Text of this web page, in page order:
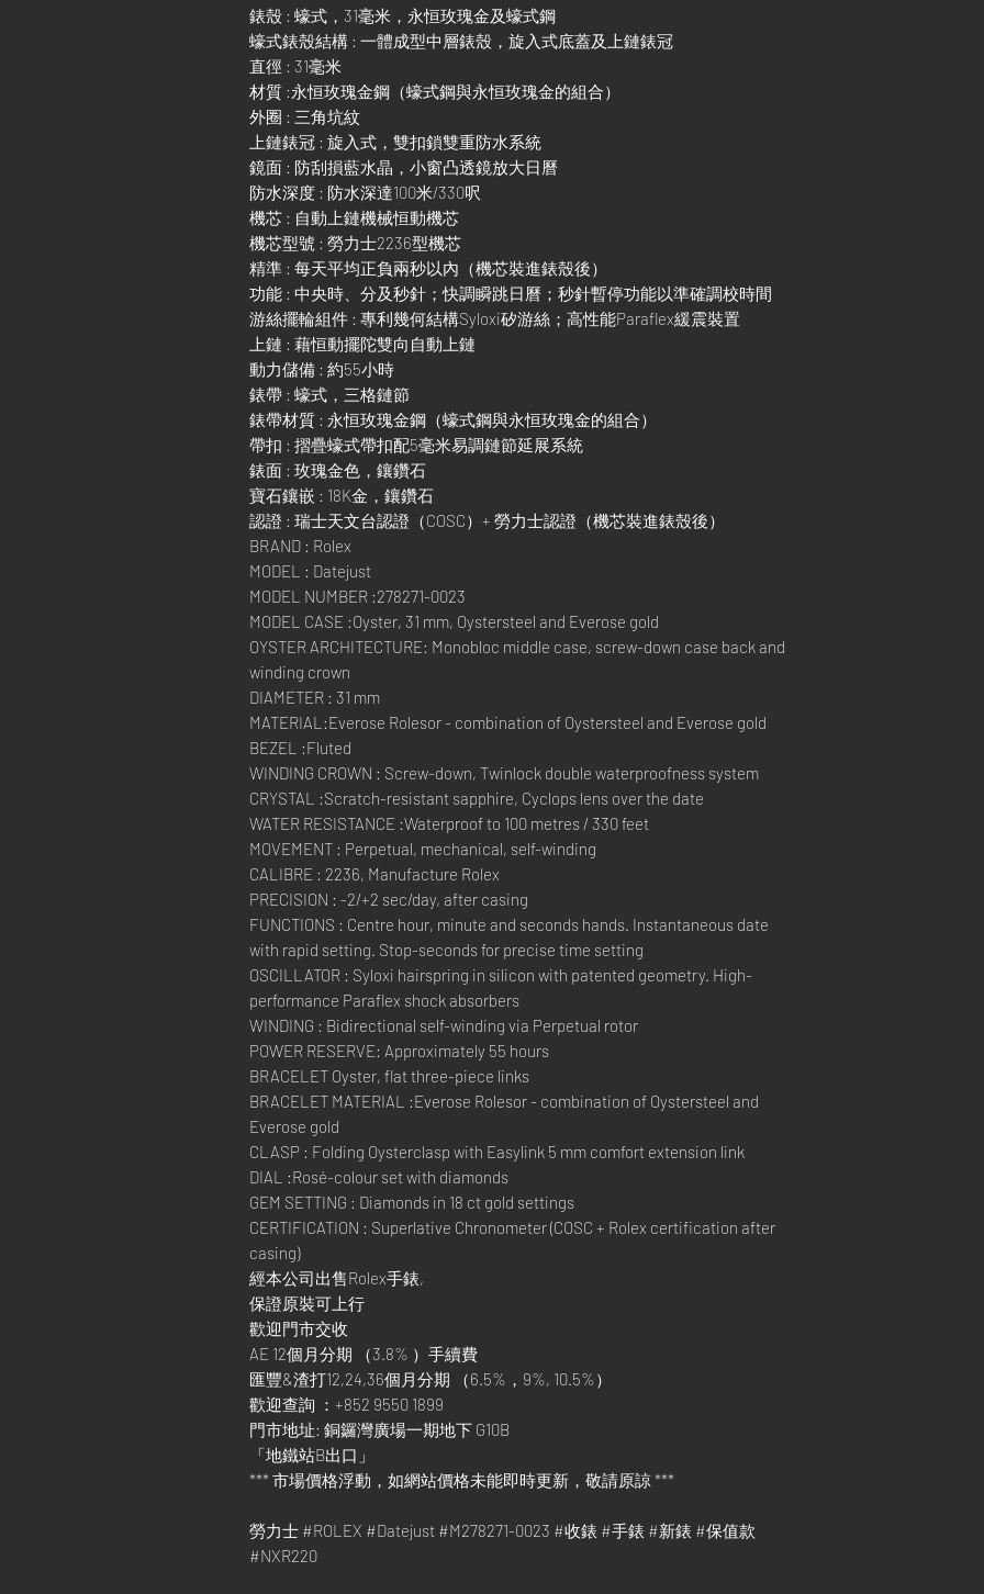
錶殼 : 蠔式，31毫米，永恒玫瑰金及蠔式鋼
蠔式錶殼結構 : 一體成型中層錶殼，旋入式底蓋及上鏈錶冠
直徑 : 31毫米
材質 :永恒玫瑰金鋼（蠔式鋼與永恒玫瑰金的組合）
外圈 : 三角坑紋
上鏈錶冠 : 旋入式，雙扣鎖雙重防水系統
鏡面 : 防刮損藍水晶，小窗凸透鏡放大日曆
防水深度 : 防水深達100米/330呎
機芯 : 自動上鏈機械恒動機芯
機芯型號 : 勞力士2236型機芯
精準 : 每天平均正負兩秒以內（機芯裝進錶殼後）
功能 : 中央時、分及秒針；快調瞬跳日曆；秒針暫停功能以準確調校時間
游絲擺輪組件 : 專利幾何結構Syloxi矽游絲；高性能Paraflex緩震裝置
上鏈 : 藉恒動擺陀雙向自動上鏈
動力儲備 : 約55小時
錶帶 : 蠔式，三格鏈節
錶帶材質 : 永恒玫瑰金鋼（蠔式鋼與永恒玫瑰金的組合）
帶扣 : 摺疊蠔式帶扣配5毫米易調鏈節延展系統
錶面 : 玫瑰金色，鑲鑽石
寶石鑲嵌 : 18K金，鑲鑽石
認證 : 瑞士天文台認證（COSC）+ 勞力士認證（機芯裝進錶殼後）
BRAND : Rolex
MODEL : Datejust
MODEL NUMBER :278271-0023
MODEL CASE :Oyster, 31 mm, Oystersteel and Everose gold
OYSTER ARCHITECTURE: Monobloc middle case, screw-down case back and
winding crown
DIAMETER : 31 mm
MATERIAL:Everose Rolesor - combination of Oystersteel and Everose gold
BEZEL :Fluted
WINDING CROWN : Screw-down, Twinlock double waterproofness system
CRYSTAL :Scratch-resistant sapphire, Cyclops lens over the date
WATER RESISTANCE :Waterproof to 100 metres / 330 feet
MOVEMENT : Perpetual, mechanical, self-winding
CALIBRE : 2236, Manufacture Rolex
PRECISION : -2/+2 sec/day, after casing
FUNCTIONS : Centre hour, minute and seconds hands. Instantaneous date
with rapid setting. Stop-seconds for precise time setting
OSCILLATOR : Syloxi hairspring in silicon with patented geometry. High-
performance Paraflex shock absorbers
WINDING : Bidirectional self-winding via Perpetual rotor
POWER RESERVE: Approximately 55 hours
BRACELET Oyster, flat three-piece links
BRACELET MATERIAL :Everose Rolesor - combination of Oystersteel and
Everose gold
CLASP : Folding Oysterclasp with Easylink 5 mm comfort extension link
DIAL :Rosé-colour set with diamonds
GEM SETTING : Diamonds in 18 ct gold settings
CERTIFICATION : Superlative Chronometer (COSC + Rolex certification after
casing)
經本公司出售Rolex手錶,
保證原裝可上行
歡迎門市交收
AE 12個月分期 （3.8% ）手續費
匯豐&渣打12,24,36個月分期 （6.5%，9%, 10.5%）
歡迎查詢 ：+852 9550 1899
門市地址: 銅鑼灣廣場一期地下 G10B
「地鐵站B出口」
*** 市場價格浮動，如網站價格未能即時更新，敬請原諒 ***
勞力士 #ROLEX #Datejust #M278271-0023 #收錶 #手錶 #新錶 #保值款
#NXR220